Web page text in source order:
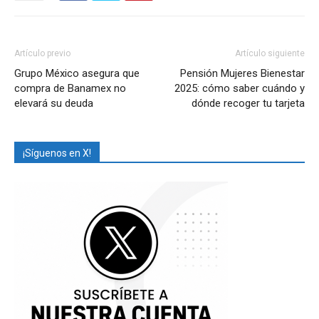
Artículo previo
Grupo México asegura que
compra de Banamex no
elevará su deuda
Artículo siguiente
Pensión Mujeres Bienestar
2025: cómo saber cuándo y
dónde recoger tu tarjeta
¡Síguenos en X!